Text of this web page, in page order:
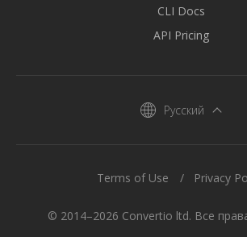
CLI Docs
API Pricing
Русский
© 2014–2026 Convertio ltd. Все
Terms of Use Privacy